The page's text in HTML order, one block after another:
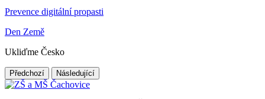
Prevence digitální propasti
Den Země
Ukliďme Česko
Předchozí Následující